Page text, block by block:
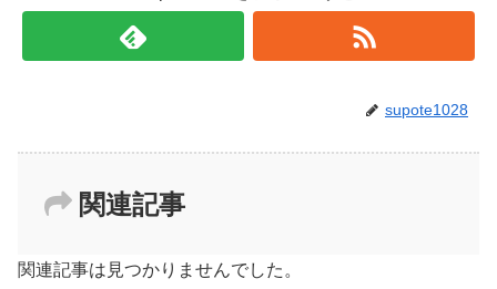
supote1028
関連記事
関連記事は見つかりませんでした。